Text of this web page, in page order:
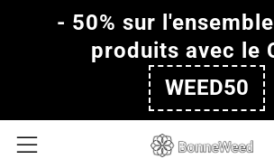
- 50% sur
produits avec le
WEED50
Menu